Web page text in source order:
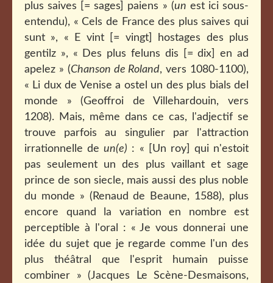
plus saives [= sages] paiens » (un est ici sous-
entendu), « Cels de France des plus saives qui
sunt », « E vint [= vingt] hostages des plus
gentilz », « Des plus feluns dis [= dix] en ad
apelez » (Chanson de Roland, vers 1080-1100),
« Li dux de Venise a ostel un des plus bials del
monde » (Geoffroi de Villehardouin, vers
1208). Mais, même dans ce cas, l'adjectif se
trouve parfois au singulier par l'attraction
irrationnelle deun(e) : « [Un roy] qui n'estoit
pas seulement un des plus vaillant et sage
prince de son siecle, mais aussi des plus noble
du monde » (Renaud de Beaune, 1588), plus
encore quand la variation en nombre est
perceptible à l'oral : « Je vous donnerai une
idée du sujet que je regarde comme l'un des
plus théâtral que l'esprit humain puisse
combiner » (Jacques Le Scène-Desmaisons,